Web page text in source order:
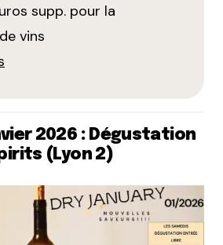
supp. pour la
vins
2026 : Dégustation
(Lyon 2)